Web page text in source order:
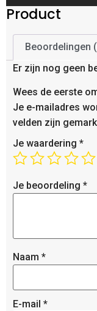
Product
Beoordelingen
Er zijn nog geen
Wees de eerste
Je e-mailadres
velden zijn
Je waardering *
Je beoordeling *
Naam *
E-mail *